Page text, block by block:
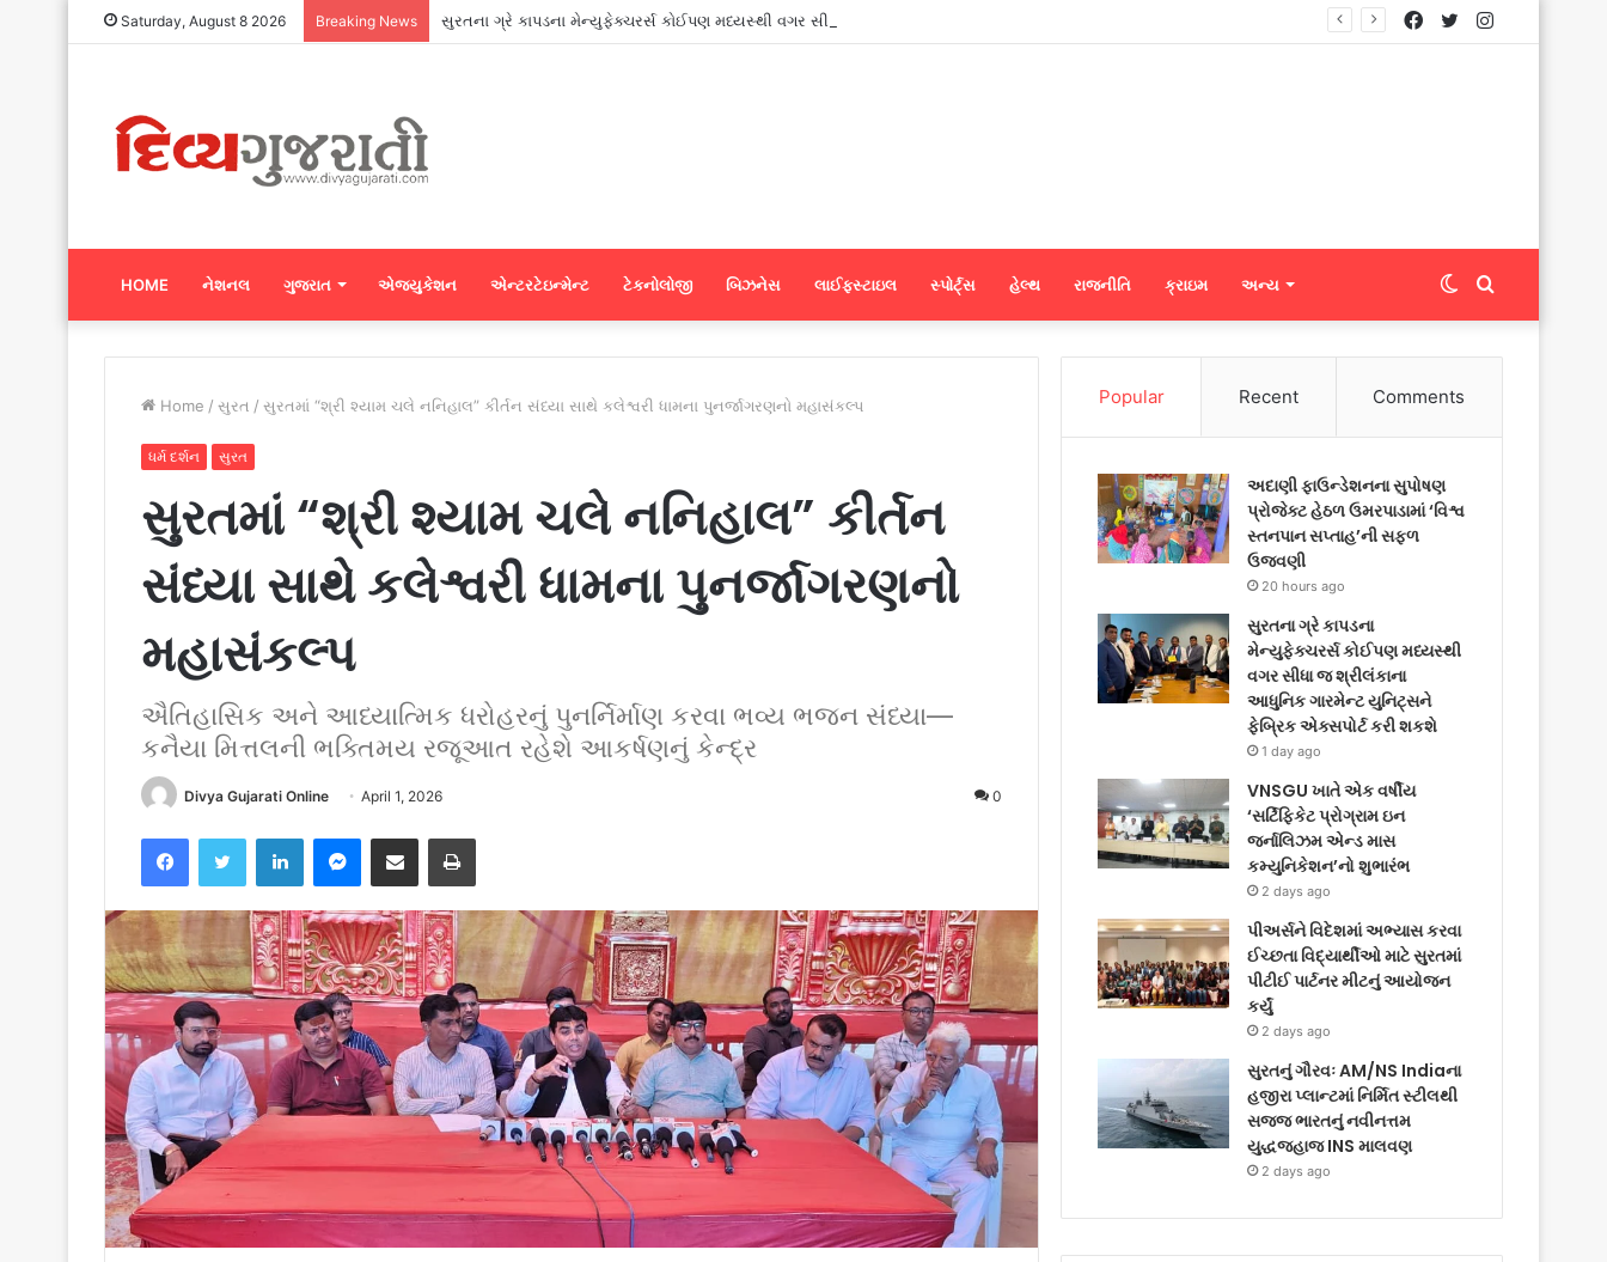
Saturday, August 8 2026 Breaking News સુરતના ગ્રે કાપડના મેન્યુફેક્ચરર્સ કોઈપણ મધ્યસ્થી વગર સીધા જ શ્રીલંકાના આધુનિક ગારમેન્ટ યુનિટ્સને ફેબ્રિક એક્સપોર્ટ કરી શકશે Instagram
Twitter
Facebook
HOME નેશનલ ગુજરાત એજ્યુકેશન એન્ટરટેઇન્મેન્ટ ટેકનોલોજી બિઝનેસ લાઈફસ્ટાઇલ સ્પોર્ટ્સ હેલ્થ રાજનીતિ ક્રાઇમ અન્ય Search
for
Switch
skin
Home / સુરત / સુરતમાં “શ્રી શ્યામ ચલે નનિહાલ” કીર્તન સંધ્યા સાથે કલેશ્વરી ધામના પુનર્જાગરણનો મહાસંકલ્પ
ધર્મ દર્શન સુરત
સુરતમાં “શ્રી શ્યામ ચલે નનિહાલ” કીર્તન
સંધ્યા સાથે કલેશ્વરી ધામના પુનર્જાગરણનો
મહાસંકલ્પ
ઐતિહાસિક અને આધ્યાત્મિક ધરોહરનું પુનર્નિર્માણ કરવા ભવ્ય ભજન સંધ્યા—
કનૈયા મિત્તલની ભક્તિમય રજૂઆત રહેશે આકર્ષણનું કેન્દ્ર
Divya Gujarati Online April 1, 2026 0
FacebookTwitter LinkedInMessenger
Share via Email Print
Popular Recent Comments
અદાણી ફાઉન્ડેશનના સુપોષણ
પ્રોજેક્ટ હેઠળ ઉમરપાડામાં ‘વિશ્વ
સ્તનપાન સપ્તાહ’ની સફળ
ઉજવણી
20 hours ago
સુરતના ગ્રે કાપડના
મેન્યુફેક્ચરર્સ કોઈપણ મધ્યસ્થી
વગર સીધા જ શ્રીલંકાના
આધુનિક ગારમેન્ટ યુનિટ્સને
ફેબ્રિક એક્સપોર્ટ કરી શકશે
1 day ago
VNSGU ખાતે એક વર્ષીય
‘સર્ટિફિકેટ પ્રોગ્રામ ઇન
જર્નાલિઝમ એન્ડ માસ
કમ્યુનિકેશન’નો શુભારંભ
2 days ago
પીઅર્સને વિદેશમાં અભ્યાસ કરવા
ઈચ્છતા વિદ્યાર્થીઓ માટે સુરતમાં
પીટીઈ પાર્ટનર મીટનું આયોજન
કર્યું
2 days ago
સુરતનું ગૌરવઃ AM/NS Indiaના
હજીરા પ્લાન્ટમાં નિર્મિત સ્ટીલથી
સજ્જ ભારતનું નવીનત્તમ
યુદ્ધજહાજ INS માલવણ
2 days ago